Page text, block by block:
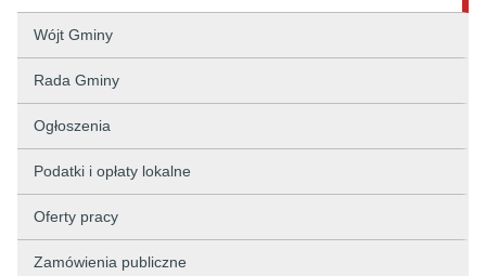
Wójt Gminy
Rada Gminy
Ogłoszenia
Podatki i opłaty lokalne
Oferty pracy
Zamówienia publiczne